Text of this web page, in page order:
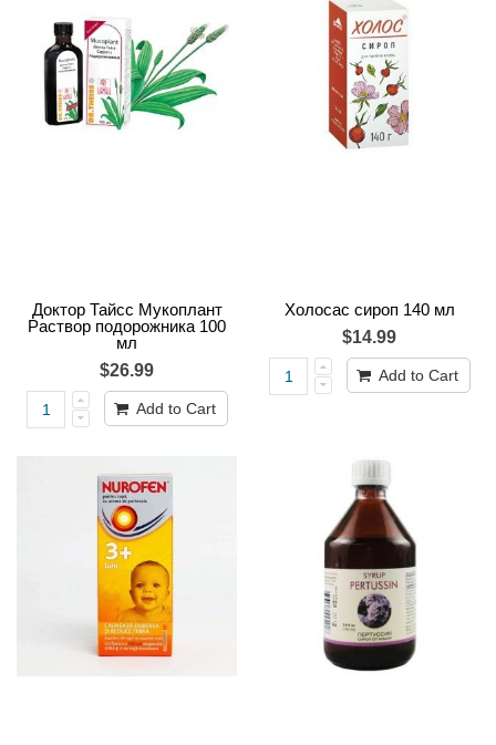
Доктор Тайсс Мукоплант
Раствор подорожника 100
мл
$26.99
Add to Cart
Холосас сироп 140 мл
$14.99
Add to Cart